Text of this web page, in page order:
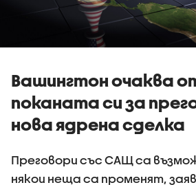
Вашингтон очаква
поканата си за
нова ядрена сделка
Преговори със САЩ са
някои неща са променят,